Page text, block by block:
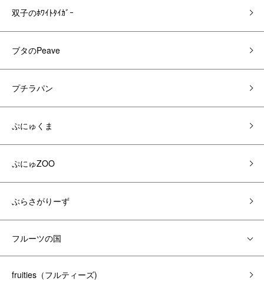
双子のﾎﾜｲﾄﾀｲｶﾞｰ
ブタのPeave
プチラパン
ぷにゅくま
ぷにゅZOO
ぶらさがりーず
フルーツの国
fruities（フルティーズ)